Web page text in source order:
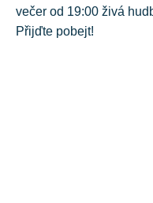
večer od 19:00 živá
Přijďte pobejt!